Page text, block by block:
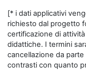
[* i dati applicativi
richiesto dal progetto
certificazione di
didattiche. I termini
cancellazione da
contrasti con quanto